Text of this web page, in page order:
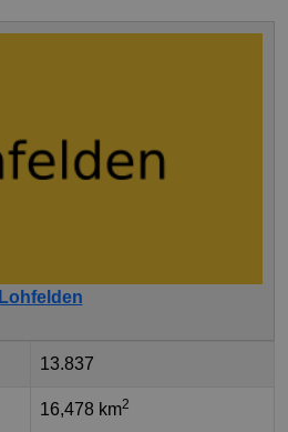
Lohfelden
13.837
16,478 km2